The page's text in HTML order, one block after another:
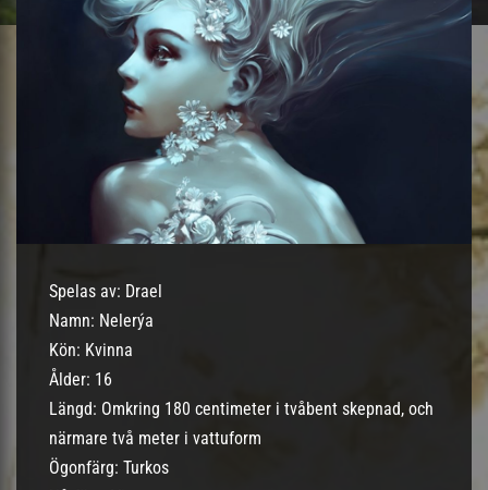
Spelas av: Drael
Namn: Nelerýa
Kön: Kvinna
Ålder: 16
Längd: Omkring 180 centimeter i tvåbent skepnad, och
närmare två meter i vattuform
Ögonfärg: Turkos